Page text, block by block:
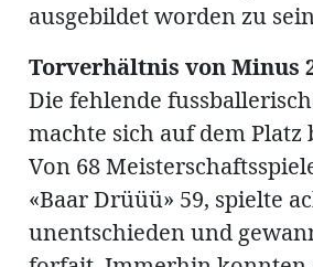
ausgebildet worden zu
Torverhältnis von Minus
Die fehlende
machte sich auf dem Platz
Von 68
«Baar Drüüü» 59, spielte
unentschieden und